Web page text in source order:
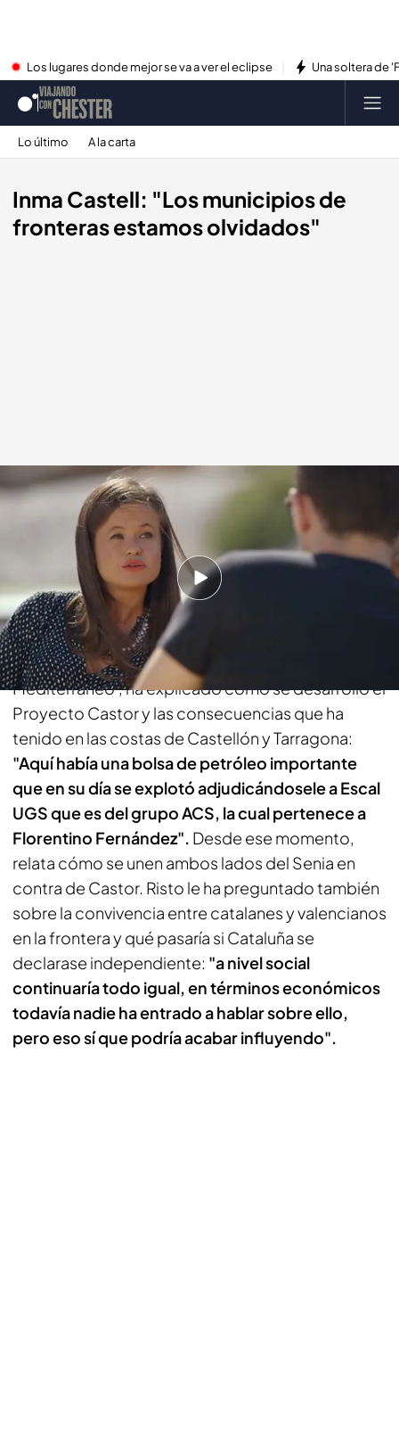
Los lugares donde mejor se va a ver el eclipse Una soltera de
Lo último A la carta
Inma Castell: "Los municipios de
fronteras estamos olvidados"
cuatro.com
09 NOV 2014 - 23:15h.
En el lado valenciano del rio del Senia, en Vinarós,
Inma Castell, periodista de 'el periódico
Mediterráneo', ha explicado cómo se desarrolló el
Proyecto Castor y las consecuencias que ha
tenido en las costas de Castellón y Tarragona:
"Aquí había una bolsa de petróleo importante
que en su día se explotó adjudicándosele a Escal
UGS que es del grupo ACS, la cual pertenece a
Florentino Fernández". Desde ese momento,
relata cómo se unen ambos lados del Senia en
contra de Castor. Risto le ha preguntado también
sobre la convivencia entre catalanes y valencianos
en la frontera y qué pasaría si Cataluña se
declarase independiente: "a nivel social
continuaría todo igual, en términos económicos
todavía nadie ha entrado a hablar sobre ello,
pero eso sí que podría acabar influyendo".